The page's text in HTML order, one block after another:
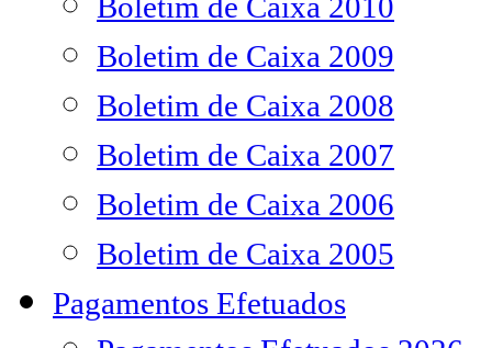
Boletim de Caixa 2010
Boletim de Caixa 2009
Boletim de Caixa 2008
Boletim de Caixa 2007
Boletim de Caixa 2006
Boletim de Caixa 2005
Pagamentos Efetuados